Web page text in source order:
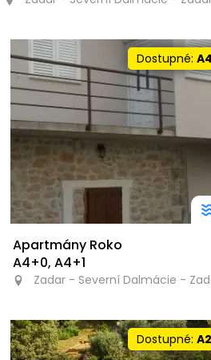
Dostupné:
Apartmány Roko
A4+0, A4+1
Zadar - Severní Dalmácie -
Dostupné: